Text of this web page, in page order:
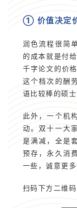
① 价值决定
润色流程很简
的成本就是付
千字论文的价
这个档次的酬
语比较棒的硕士
此外，一个机
动。双十一大
是满减，全是
预存，永久消
一些，诚意更多
扫码下方二维